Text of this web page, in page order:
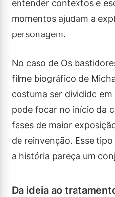
entender contextos e
momentos ajudam a
personagem.
No caso de Os
filme biográfico de
costuma ser dividido
pode focar no início da
fases de maior
de reinvenção. Esse
a história pareça um
Da ideia ao